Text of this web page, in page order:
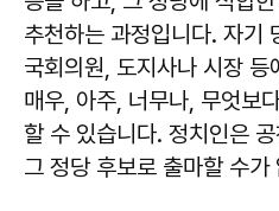
추천하는 과정입니다. 자기
국회의원, 도지사나 시장
매우, 아주, 너무나, 무엇보
할 수 있습니다. 정치인은
그 정당 후보로 출마할 수가